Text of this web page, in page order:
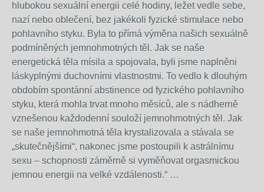
hlubokou sexuální energii celé hodiny, ležet vedle sebe,
nazí nebo oblečení, bez jakékoli fyzické stimulace nebo
pohlavního styku. Byla to přímá výměna našich sexuálně
podmíněných jemnohmotných těl. Jak se naše
energetická těla mísila a spojovala, byli jsme naplněni
láskyplnými duchovními vlastnostmi. To vedlo k dlouhým
obdobím spontánní abstinence od fyzického pohlavního
styku, která mohla trvat mnoho měsíců, ale s nádherně
vznešenou každodenní souloží jemnohmotných těl. Jak
se naše jemnohmotná těla krystalizovala a stávala se
„skutečnějšími“, nakonec jsme postoupili k astrálnímu
sexu – schopnosti záměrně si vyměňovat orgasmickou
jemnou energii na velké vzdálenosti.“ …